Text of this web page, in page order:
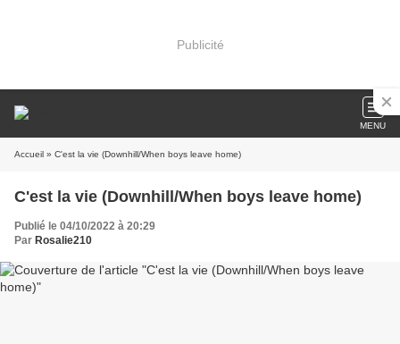
Publicité
MENU
Accueil » C'est la vie (Downhill/When boys leave home)
C'est la vie (Downhill/When boys leave home)
Publié le 04/10/2022 à 20:29
Par Rosalie210